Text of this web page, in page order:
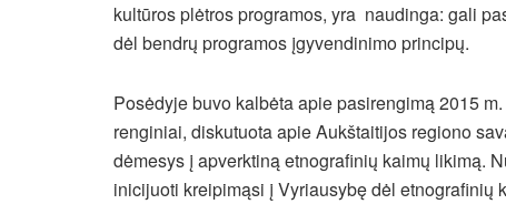
kultūros plėtros programos, yra naudinga: gali
dėl bendrų programos įgyvendinimo principų.
Posėdyje buvo kalbėta apie pasirengimą 2015
renginiai, diskutuota apie Aukštaitijos regiono
dėmesys į apverktiną etnografinių kaimų likimą.
inicijuoti kreipimąsi į Vyriausybę dėl etnografinių